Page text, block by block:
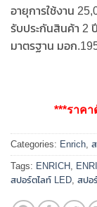
อายุการใช้งาน
รับประกันสินค้า 2 ปี
มาตรฐาน มอก
***ราค
Categories: Enrich,
Tags: ENRICH ,
สปอร์ตไลท์ LED, สปอ